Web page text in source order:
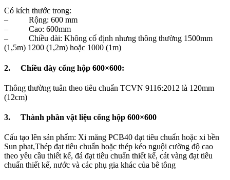
Có kích thước trong:
– Rộng: 600 mm
– Cao: 600mm
– Chiều dài: Không cố định nhưng thông thường 1500mm
(1,5m) 1200 (1,2m) hoặc 1000 (1m)
2. Chiều dày cống hộp 600×600:
Thông thường tuân theo tiêu chuẩn TCVN 9116:2012 là 120mm
(12cm)
3. Thành phần vật liệu cống hộp 600×600
Cấu tạo lên sản phẩm: Xi măng PCB40 đạt tiêu chuẩn hoặc xi bền
Sun phat,Thép đạt tiêu chuẩn hoặc thép kéo nguội cường độ cao
theo yêu cầu thiết kế, đá đạt tiêu chuẩn thiết kế, cát vàng đạt tiêu
chuẩn thiết kế, nước và các phụ gia khác của bê tông